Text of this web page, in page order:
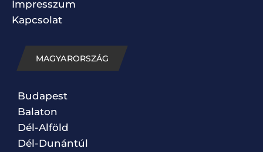
Impresszum
Kapcsolat
MAGYARORSZÁG
Budapest
Balaton
Dél-Alföld
Dél-Dunántúl